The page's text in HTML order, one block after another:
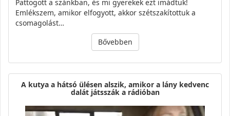
Pattogott a szánkban, és mi gyerekek ezt imádtuk!
Emlékszem, amikor elfogyott, akkor szétszakítottuk a
csomagolást…
Bővebben
A kutya a hátsó ülésen alszik, amikor a lány kedvenc
dalát játsszák a rádióban